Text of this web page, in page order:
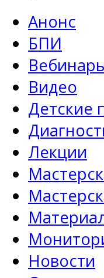
Анонс
БПИ
Видео
Детские
Лекции
Новости